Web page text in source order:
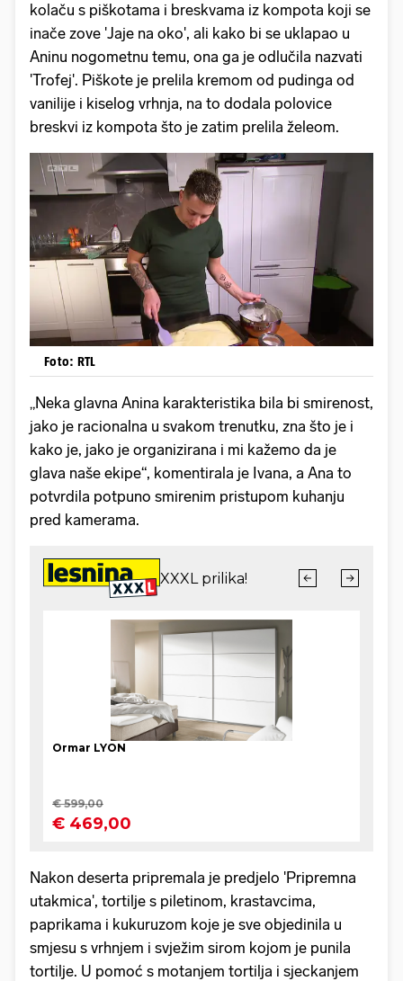
kolaču s piškotama i breskvama iz kompota koji se
inače zove 'Jaje na oko', ali kako bi se uklapao u
Aninu nogometnu temu, ona ga je odlučila nazvati
'Trofej'. Piškote je prelila kremom od pudinga od
vanilije i kiselog vrhnja, na to dodala polovice
breskvi iz kompota što je zatim prelila želeom.
Foto: RTL
„Neka glavna Anina karakteristika bila bi smirenost,
jako je racionalna u svakom trenutku, zna što je i
kako je, jako je organizirana i mi kažemo da je
glava naše ekipe“, komentirala je Ivana, a Ana to
potvrdila potpuno smirenim pristupom kuhanju
pred kamerama.
Nakon deserta pripremala je predjelo 'Pripremna
utakmica', tortilje s piletinom, krastavcima,
paprikama i kukuruzom koje je sve objedinila u
smjesu s vrhnjem i svježim sirom kojom je punila
tortilje. U pomoć s motanjem tortilja i sjeckanjem